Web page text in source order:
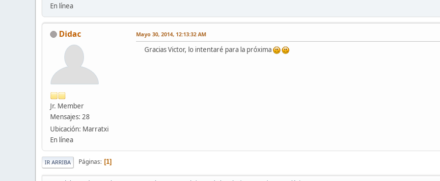
En línea
Didac
Jr. Member
Mensajes: 28
Ubicación: Marratxi
En línea
Mayo 30, 2014, 12:13:32 AM
Gracias Victor, lo intentaré para la próxima
IR ARRIBA Páginas 1